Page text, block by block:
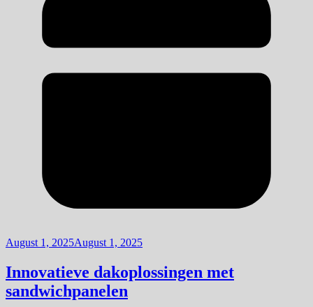
August 1, 2025August 1, 2025
Innovatieve dakoplossingen met
sandwichpanelen